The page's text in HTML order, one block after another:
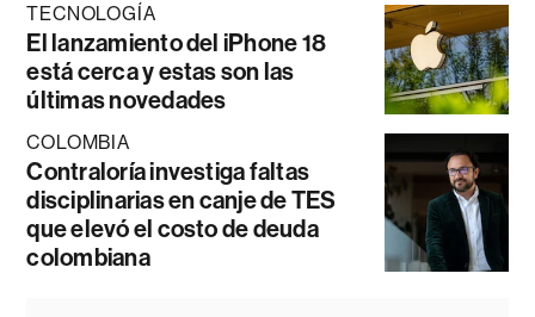
TECNOLOGÍA
El lanzamiento del iPhone 18
está cerca y estas son las
últimas novedades
COLOMBIA
Contraloría investiga faltas
disciplinarias en canje de TES
que elevó el costo de deuda
colombiana